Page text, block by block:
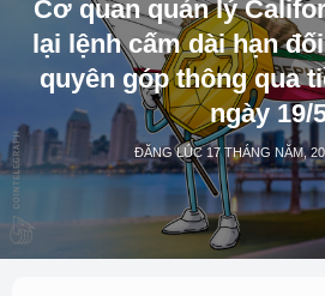
Cơ quan quản lý
lại lệnh cấm dài hạn
quyên góp thông qua
ngày 19/
ĐĂNG LÚC 17 THÁNG NĂM,